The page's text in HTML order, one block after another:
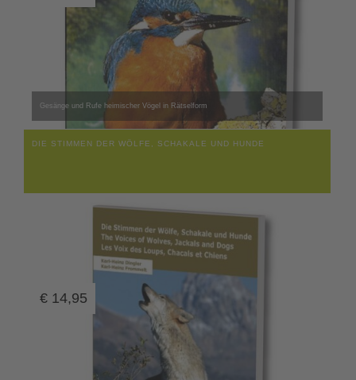
Gesänge und Rufe heimischer Vögel in Rätselform
DIE STIMMEN DER WÖLFE, SCHAKALE UND HUNDE
€ 14,95